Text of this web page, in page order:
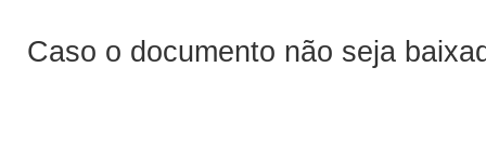
Caso o documento não seja